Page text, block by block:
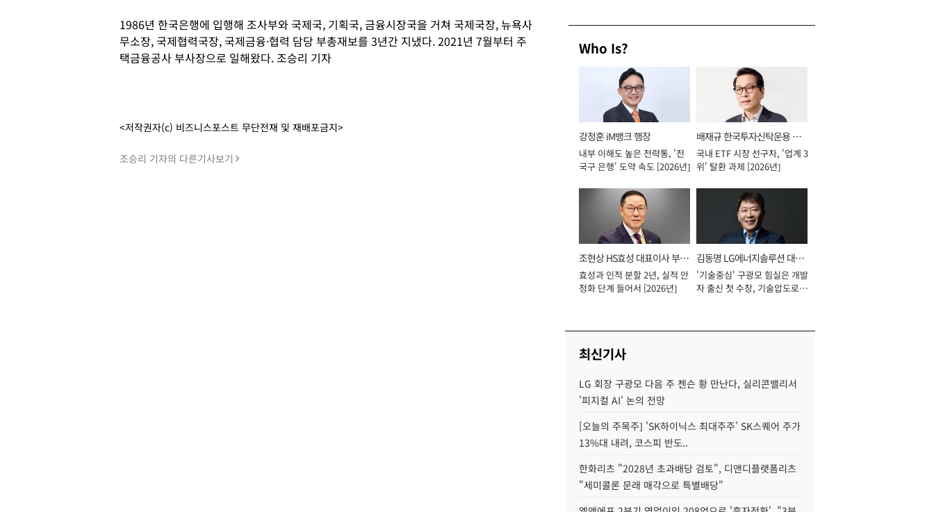
1986년 한국은행에 입행해 조사부와 국제국, 기획국, 금융시장국을 거쳐 국제국장, 뉴욕사
무소장, 국제협력국장, 국제금융·협력 담당 부총재보를 3년간 지냈다. 2021년 7월부터 주
택금융공사 부사장으로 일해왔다. 조승리 기자
<저작권자(c) 비즈니스포스트 무단전재 및 재배포금지>
조승리 기자의 다른기사보기
Who Is?
강정훈 iM뱅크 행장
내부 이해도 높은 전략통, '전
국구 은행' 도약 속도 [2026년]
배재규 한국투자신탁운용 대
표이사 사장
국내 ETF 시장 선구자, '업계 3
위' 탈환 과제 [2026년]
조현상 HS효성 대표이사 부회
장
효성과 인적 분할 2년, 실적 안
정화 단계 들어서 [2026년]
김동명 LG에너지솔루션 대표
이사 사장
'기술중심' 구광모 힘실은 개발
자 출신 첫 수장, 기술압도로
최신기사
LG 회장 구광모 다음 주 젠슨 황 만난다, 실리콘밸리서
'피지컬 AI' 논의 전망
[오늘의 주목주] 'SK하이닉스 최대주주' SK스퀘어 주가
13%대 내려, 코스피 반도..
한화리츠 "2028년 초과배당 검토", 디앤디플랫폼리츠
"세미콜론 문래 매각으로 특별배당"